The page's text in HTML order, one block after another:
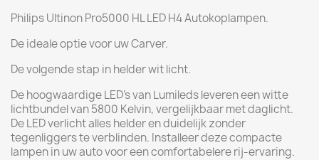
Philips Ultinon Pro5000 HL LED H4 Autokoplampen.
De ideale optie voor uw Carver.
De volgende stap in helder wit licht.
De hoogwaardige LED's van Lumileds leveren een witte
lichtbundel van 5800 Kelvin, vergelijkbaar met daglicht.
De LED verlicht alles helder en duidelijk zonder
tegenliggers te verblinden. Installeer deze compacte
lampen in uw auto voor een comfortabelere rij-ervaring.